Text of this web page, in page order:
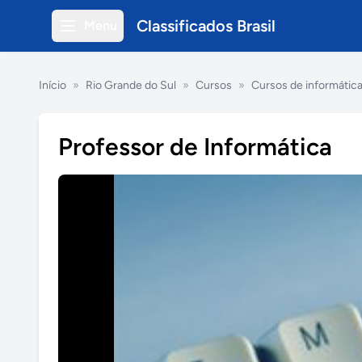
Classificados Brasil
Início » Rio Grande do Sul » Cursos » Cursos de informática
Professor de Informática